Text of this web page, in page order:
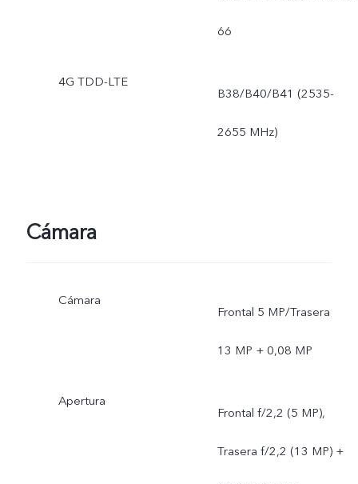
66
4G TDD-LTE
B38/B40/B41 (2535-
2655 MHz)
Cámara
Cámara
Frontal 5 MP/Trasera
13 MP + 0,08 MP
Apertura
Frontal f/2,2 (5 MP),
Trasera f/2,2 (13 MP) +